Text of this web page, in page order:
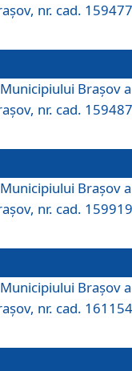
nr. cad.
Braşov a
nr. cad.
Braşov a
nr. cad.
Braşov a
nr. cad.